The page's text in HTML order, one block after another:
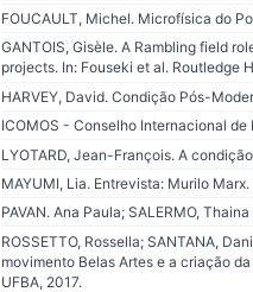
FOUCAULT, Michel. Microfísica do
GANTOIS, Gisèle. A Rambling field
projects. In: Fouseki et al. Routledge
HARVEY, David. Condição Pós-
ICOMOS - Conselho Internacional
LYOTARD, Jean-François. A
MAYUMI, Lia. Entrevista: Murilo
PAVAN. Ana Paula; SALERMO,
ROSSETTO, Rossella; SANTANA,
movimento Belas Artes e a criação
UFBA, 2017.